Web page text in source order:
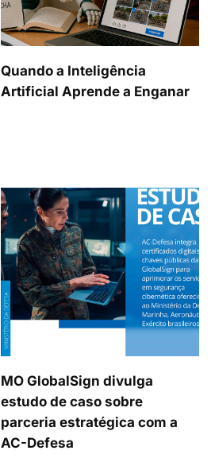
Quando a Inteligência
Artificial Aprende a Enganar
MO GlobalSign divulga
estudo de caso sobre
parceria estratégica com a
AC-Defesa